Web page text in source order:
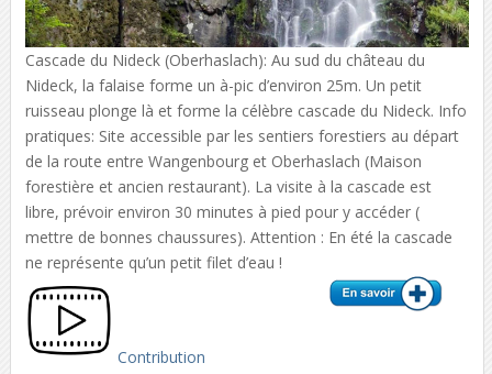
Cascade du Nideck (Oberhaslach): Au sud du château du
Nideck, la falaise forme un à-pic d’environ 25m. Un petit
ruisseau plonge là et forme la célèbre cascade du Nideck. Info
pratiques: Site accessible par les sentiers forestiers au départ
de la route entre Wangenbourg et Oberhaslach (Maison
forestière et ancien restaurant). La visite à la cascade est
libre, prévoir environ 30 minutes à pied pour y accéder (
mettre de bonnes chaussures). Attention : En été la cascade
ne représente qu’un petit filet d’eau !
Contribution